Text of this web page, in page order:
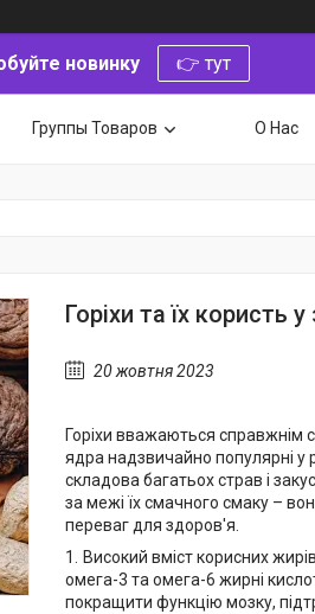
новинку 👉 тут
Группы Товаров О Нас
Горіхи та їх користь
20 жовтня 2023
Горіхи вважаються справжнім
ядра надзвичайно популярні у
складова багатьох страв і
за межі їх смачного смаку –
переваг для здоров'я.
Високий вміст корисних
омега-3 та омега-6 жирні
покращити функцію мозку,